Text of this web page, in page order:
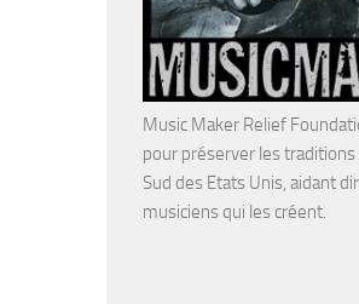
Music Maker Relief
pour préserver les traditions
Sud des Etats Unis, aidant
musiciens qui les créent.